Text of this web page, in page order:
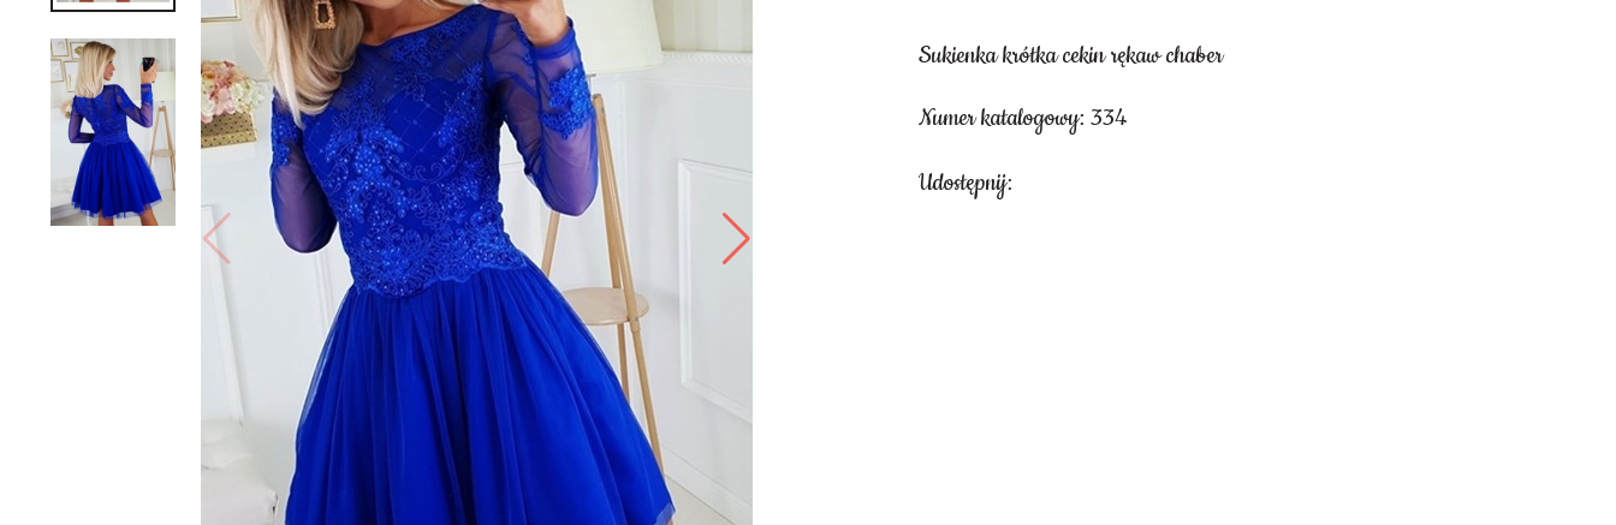
Sukienka krótka cekin rękaw chaber
Numer katalogowy: 334
Udostępnij: